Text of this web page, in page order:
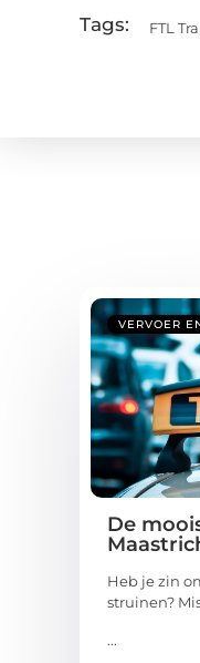
Tags: FTL
VERVOER
De
Heb je zin
struinen?
...